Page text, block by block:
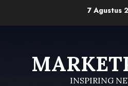
7 Agustus
INSPIRING